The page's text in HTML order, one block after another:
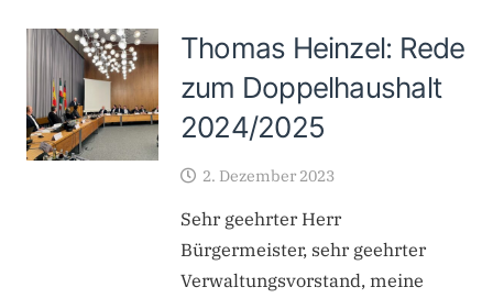
Thomas Heinzel: Rede
zum Doppelhaushalt
2024/2025
2. Dezember 2023
Sehr geehrter Herr
Bürgermeister, sehr geehrter
Verwaltungsvorstand, meine